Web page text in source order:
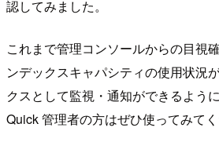
認してみました。
これまで管理コンソールからの目視
ンデックスキャパシティの使用状況
クスとして監視・通知ができるよう
Quick 管理者の方はぜひ使ってみてく